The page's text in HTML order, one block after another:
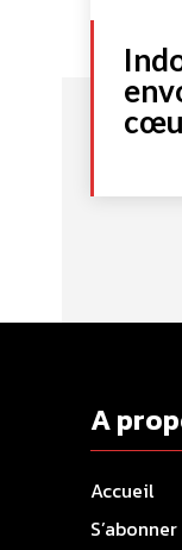
A
Accueil
S’abonner